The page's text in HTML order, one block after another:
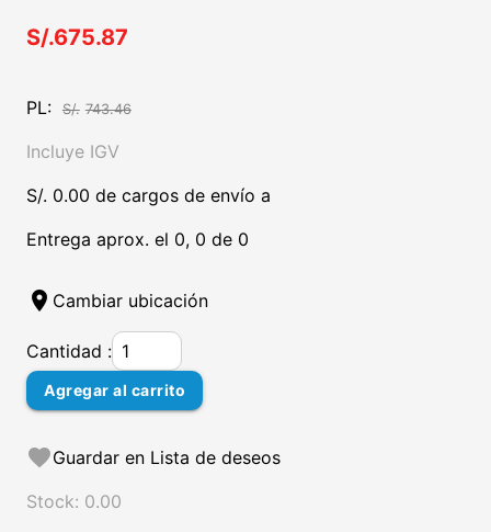
S/.675.87
PL: S/. 743.46
Incluye IGV
S/. 0.00 de cargos de envío a
Entrega aprox. el 0, 0 de 0
location_on Cambiar ubicación
Cantidad :
Agregar al carrito
favoriteGuardar en Lista de deseos
Stock: 0.00